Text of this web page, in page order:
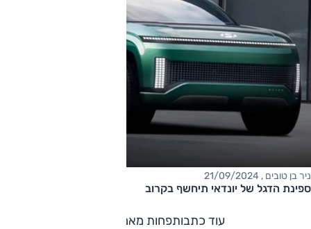
ניר בן טובים , 21/09/2024
ספינת הדגל של יונדאי תיחשף בקרוב
עוד כתבותפחות מאמרים